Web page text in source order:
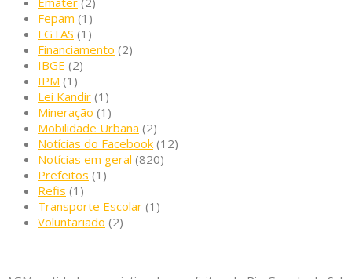
Fepam (1)
FGTAS (1)
Financiamento (2)
IBGE (2)
IPM (1)
Lei Kandir (1)
Mineração (1)
Mobilidade Urbana (2)
Notícias do Facebook (12)
Notícias em geral (820)
Prefeitos (1)
Refis (1)
Transporte Escolar (1)
Voluntariado (2)